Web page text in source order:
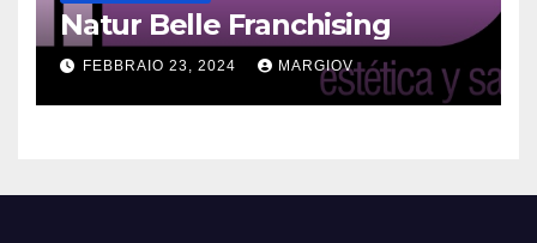
Natur Belle Franchising
FEBBRAIO 23, 2024 MARGIOV